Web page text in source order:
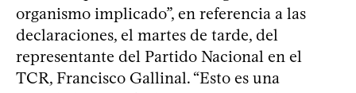
organismo implicado”, en referencia a las
declaraciones, el martes de tarde, del
representante del Partido Nacional en el
TCR, Francisco Gallinal. “Esto es una